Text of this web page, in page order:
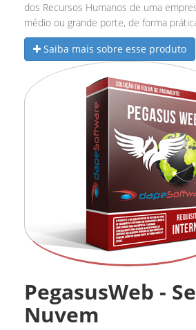
dos Recursos Humanos de uma
médio ou grande porte, de forma
Saiba mais sobre esse produto
PegasusWeb -
Nuvem